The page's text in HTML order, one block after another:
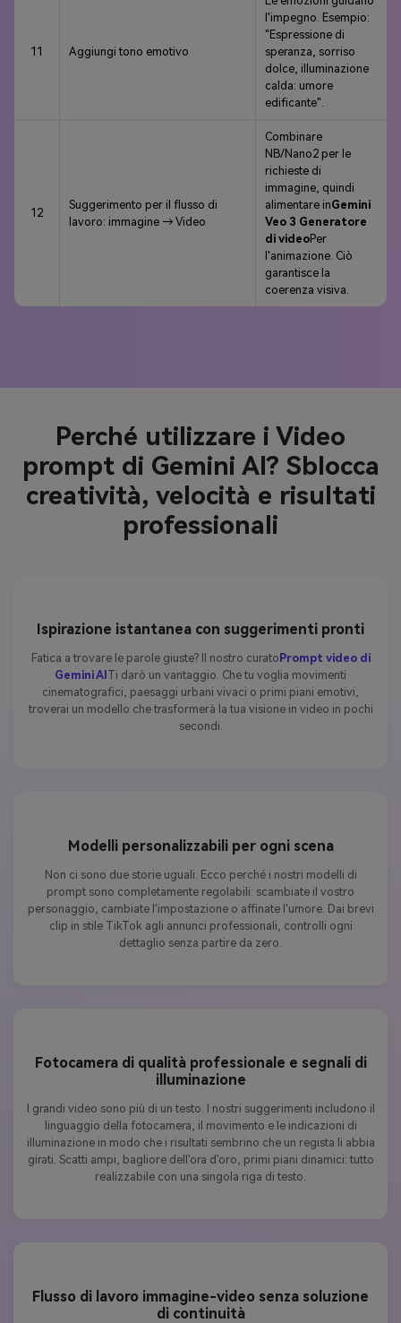
11 Aggiungi tono emotivo
l'impegno. Esempio:
"Espressione di
speranza, sorriso
dolce, illuminazione
calda: umore
edificante".
12
Suggerimento per il flusso di
lavoro: immagine → Video
Combinare
NB/Nano2 per le
richieste di
immagine, quindi
alimentare inGemini
Veo 3 Generatore
di videoPer
l'animazione. Ciò
garantisce la
coerenza visiva.
Perché utilizzare i Video
prompt di Gemini AI? Sblocca
creatività, velocità e risultati
professionali
Ispirazione istantanea con suggerimenti pronti
Fatica a trovare le parole giuste? Il nostro curatoPrompt video di
Gemini AITi darò un vantaggio. Che tu voglia movimenti
cinematografici, paesaggi urbani vivaci o primi piani emotivi,
troverai un modello che trasformerà la tua visione in video in pochi
secondi.
Modelli personalizzabili per ogni scena
Non ci sono due storie uguali. Ecco perché i nostri modelli di
prompt sono completamente regolabili: scambiate il vostro
personaggio, cambiate l'impostazione o affinate l'umore. Dai brevi
clip in stile TikTok agli annunci professionali, controlli ogni
dettaglio senza partire da zero.
Fotocamera di qualità professionale e segnali di
illuminazione
I grandi video sono più di un testo. I nostri suggerimenti includono il
linguaggio della fotocamera, il movimento e le indicazioni di
illuminazione in modo che i risultati sembrino che un regista li abbia
girati. Scatti ampi, bagliore dell'ora d'oro, primi piani dinamici: tutto
realizzabile con una singola riga di testo.
Flusso di lavoro immagine-video senza soluzione
di continuità